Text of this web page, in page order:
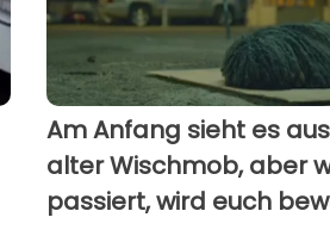
Am Anfang sieht es
alter Wischmob, aber
passiert, wird euch